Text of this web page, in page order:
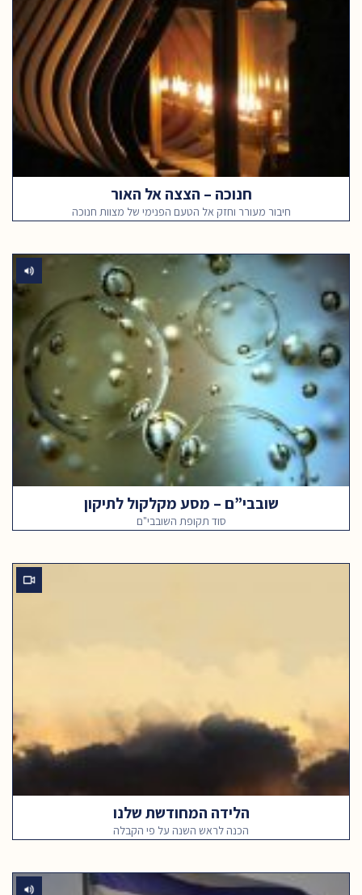
חנוכה – הצצה אל האור
חיבור מעורר וחזק אל הטעם הפנימי של מצוות חנוכה
שובבי”ם – מסע מקלקול לתיקון
סוד תקופת השובבי"ם
הלידה המחודשת שלנו
הכנה לראש השנה על פי הקבלה